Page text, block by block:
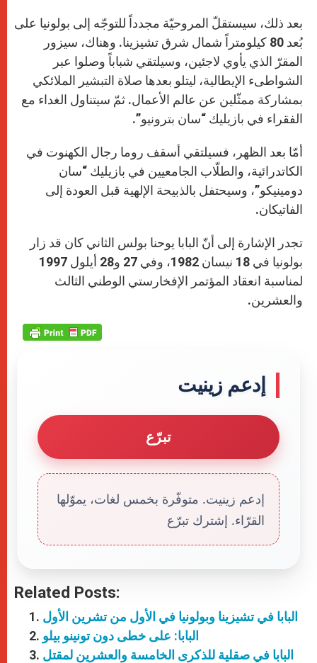
بعد ذلك، سيستقلّ المروحيّة مجدداً للتوجّه إلى بولونيا على
بُعد 80 كيلومتراً شمال شرق تشيزينا. وهناك، سيزور
المقرّ الذي يأوي لاجئين، وسيلتقي شباباً وصلوا عبر
الشواطىء الإيطالية، ليتلو بعدها صلاة التبشير الملائكي
بمشاركة ممثّلين عن عالم الأعمال. ثمّ سيتناول الغداء مع
الفقراء في بازيليك “سان بترونيو”.
أمّا بعد الظهر، فسيلتقي أسقف روما رجال الكهنوت في
الكاتدرائية، والطلّاب الجامعيين في بازيليك “سان
دومينيكو”، وسيحتفل بالذبيحة الإلهية قبل العودة إلى
الفاتيكان.
تجدر الإشارة إلى أنّ البابا يوحنا بولس الثاني كان قد زار
بولونيا في 18 نيسان 1982، وفي 27 و28 أيلول 1997
لمناسبة انعقاد المؤتمر الإفخارستي الوطني الثالث
والعشرين.
إدعم زينيت
تبرّع
إدعم زينيت. متوفّرة بخمس لغات، يموّلها
القرّاء. إشترك تبرّع
Related Posts:
البابا في تشيزينا وبولونيا في الأول من تشرين الأول
البابا: على خطى دون تونينو بيلو
البابا في صقلية للذكرى الخامسة والعشرين لمقتل